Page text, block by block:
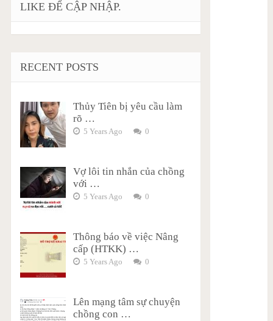
LIKE ĐỂ CẬP NHẬP.
RECENT POSTS
Thủy Tiên bị yêu cầu làm
rõ …
5 Years Ago 0
Vợ lôi tin nhắn của chồng
với …
5 Years Ago 0
Thông báo về việc Nâng
cấp (HTKK) …
5 Years Ago 0
Lên mạng tâm sự chuyện
chồng con …